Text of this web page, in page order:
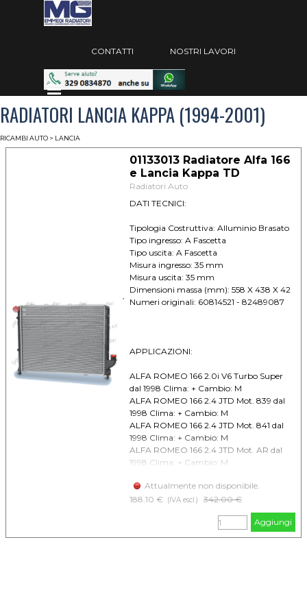
Vai ai contenuti
Salta menù
CONTATTI NOSTRI LAVORI
Salta menù
RADIATORI LANCIA KAPPA (1994-2001)
RICAMBI AUTO > LANCIA
01133013 Radiatore Alfa 166
e Lancia Kappa TD
Radiatori Auto
DATI TECNICI:
Tipologia Costruttiva: Alluminio Brasato
Tipo ingresso: A Fascetta
Tipo uscita: A Fascetta
Misura ingresso: 35 mm
Misura uscita: 35 mm
Dimensioni massa (mm): 558 X 438 X 42
Numeri originali: 60814521 - 82489087
APPLICAZIONI:
ALFA ROMEO 166 2.0i V6 Turbo Super
dal 1998 Clima: + Cambio: M
ALFA ROMEO 166 2.4 JTD Mot. 839 dal
1998 Clima: + Cambio: M
ALFA ROMEO 166 2.4 JTD Mot. 841 dal
1998 Clima: + Cambio: M
ALFA ROMEO 166 2.4 JTD Mot. AR dal
1998 Clima: + Cambio: M
Clima: +/- Cambio: M/A
LANCIA Kappa 2.4 TD dal 1994 al 2001
Attualmente non disponibile.
188.10 €
(IVA escl.) Prezzo senza sconto
342.00 €
Aggiungi